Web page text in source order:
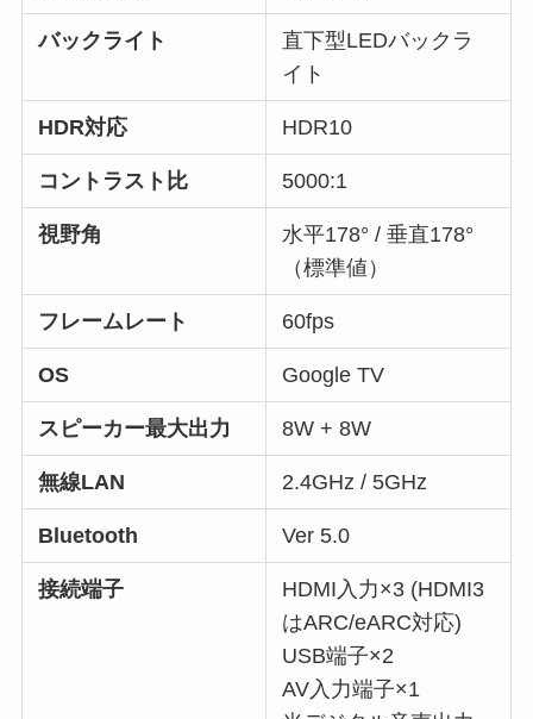
バックライト
直下型LEDバックラ
イト
HDR対応 HDR10
コントラスト比 5000:1
視野角
水平178° / 垂直178°
（標準値）
フレームレート 60fps
OS Google TV
スピーカー最大出力 8W + 8W
無線LAN 2.4GHz / 5GHz
Bluetooth Ver 5.0
接続端子
HDMI入力×3 (HDMI3
はARC/eARC対応)
USB端子×2
AV入力端子×1